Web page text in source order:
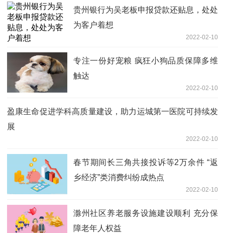
贵州银行为吴老板申报贷款还贴息，处处
为客户着想
2022-02-10
专注一份好宠粮 疯狂小狗品质保障多维
触达
2022-02-10
盈康生命促进学科高质量建设，助力运城第一医院可持续发
展
2022-02-10
春节期间长三角共接投诉等2万余件 “返
乡经济”类消费纠纷成热点
2022-02-10
滁州社区养老服务设施建设顺利 充分保
障老年人权益